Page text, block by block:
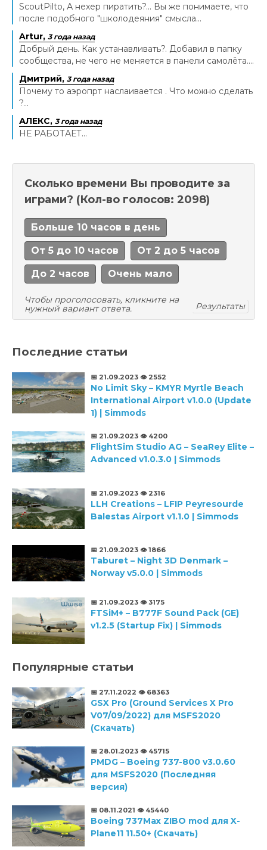
ScoutPilto, А нехер пиратить?... Вы же понимаете, что
после подобного "школодеяния" смысла...
Artur, 3 года назад
Добрый день. Как устанавливать?. Добавил в папку
сообщества, не чего не меняется в панели самолёта....
Дмитрий, 3 года назад
Почему то аэропрт наслаивается . Что можно сделать
?...
АЛЕКС, 3 года назад
НЕ РАБОТАЕТ...
Сколько времени Вы проводите за
играми? (Кол-во голосов: 2098)
Больше 10 часов в день
От 5 до 10 часов От 2 до 5 часов
До 2 часов Очень мало
Чтобы проголосовать, кликните на
нужный вариант ответа.
Результаты
Последние статьи
📅 21.09.2023 👁️ 2552
No Limit Sky – KMYR Myrtle Beach
International Airport v1.0.0 (Update
1) | Simmods
📅 21.09.2023 👁️ 4200
FlightSim Studio AG – SeaRey Elite –
Advanced v1.0.3.0 | Simmods
📅 21.09.2023 👁️ 2316
LLH Creations – LFIP Peyresourde
Balestas Airport v1.1.0 | Simmods
📅 21.09.2023 👁️ 1866
Taburet – Night 3D Denmark –
Norway v5.0.0 | Simmods
📅 21.09.2023 👁️ 3175
FTSiM+ – B777F Sound Pack (GE)
v1.2.5 (Startup Fix) | Simmods
Популярные статьи
📅 27.11.2022 👁️ 68363
GSX Pro (Ground Services X Pro
V07/09/2022) для MSFS2020
(Скачать)
📅 28.01.2023 👁️ 45715
PMDG – Boeing 737-800 v3.0.60
для MSFS2020 (Последняя
версия)
📅 08.11.2021 👁️ 45440
Boeing 737Max ZIBO mod для X-
Plane11 11.50+ (Скачать)